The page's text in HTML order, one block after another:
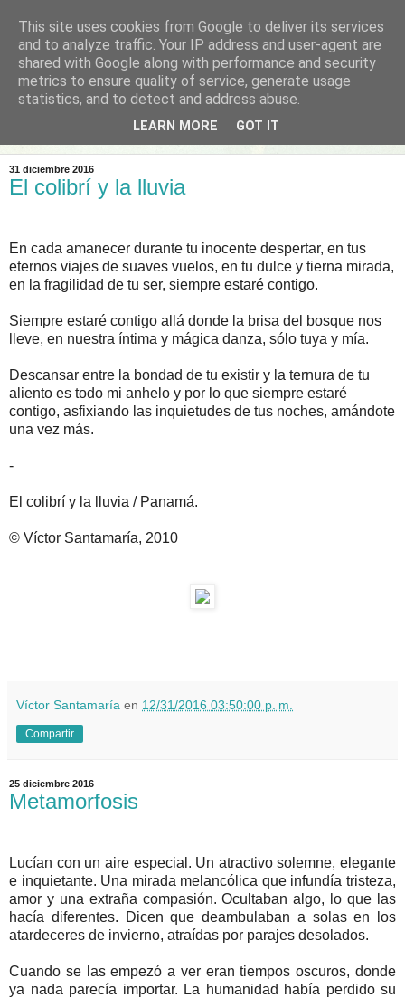
EL ARTE DE VÍCTOR
SANTAMARÍA
Descubre su fotografía y poesía
31 diciembre 2016
El colibrí y la lluvia
En cada amanecer durante tu inocente despertar, en tus
eternos viajes de suaves vuelos, en tu dulce y tierna mirada,
en la fragilidad de tu ser, siempre estaré contigo.
Siempre estaré contigo allá donde la brisa del bosque nos
lleve, en nuestra íntima y mágica danza, sólo tuya y mía.
Descansar entre la bondad de tu existir y la ternura de tu
aliento es todo mi anhelo y por lo que siempre estaré
contigo, asfixiando las inquietudes de tus noches, amándote
una vez más.
-
El colibrí y la lluvia / Panamá.
© Víctor Santamaría, 2010
Víctor Santamaría en 12/31/2016 03:50:00 p. m.
Compartir
25 diciembre 2016
Metamorfosis
Lucían con un aire especial. Un atractivo solemne, elegante
e inquietante. Una mirada melancólica que infundía tristeza,
amor y una extraña compasión. Ocultaban algo, lo que las
hacía diferentes. Dicen que deambulaban a solas en los
atardeceres de invierno, atraídas por parajes desolados.
Cuando se las empezó a ver eran tiempos oscuros, donde
ya nada parecía importar. La humanidad había perdido su
This site uses cookies from Google to deliver its services
and to analyze traffic. Your IP address and user-agent are
shared with Google along with performance and security
metrics to ensure quality of service, generate usage
statistics, and to detect and address abuse.
LEARN MORE GOT IT